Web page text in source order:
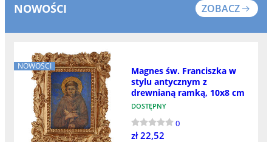
NOWOŚCI ZOBACZ
NOWOŚCI
Magnes św. Franciszka w
stylu antycznym z
drewnianą ramką, 10x8 cm
DOSTĘPNY
0
zł 22,52